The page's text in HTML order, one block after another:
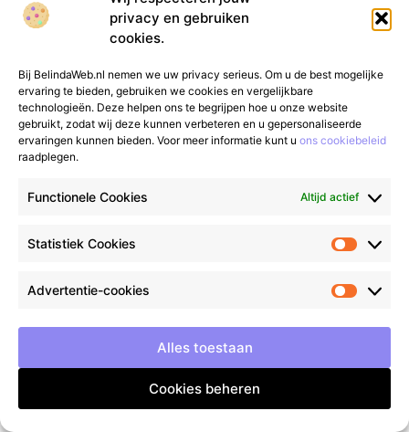
privacy en gebruiken
cookies.
Bij BelindaWeb.nl nemen we uw privacy serieus. Om u de best mogelijke
ervaring te bieden, gebruiken we cookies en vergelijkbare
technologieën. Deze helpen ons te begrijpen hoe u onze website
gebruikt, zodat wij deze kunnen verbeteren en u gepersonaliseerde
ervaringen kunnen bieden. Voor meer informatie kunt u ons cookiebeleid
raadplegen.
Functionele Cookies Altijd actief
Statistiek Cookies
Advertentie-cookies
Alles toestaan
Cookies beheren
geschiedenis
Van alledaags tot bijzonder – lees het op
en artikelen over alles wat het dagelijks leven
Bericht categorie